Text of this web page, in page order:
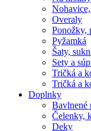
Overaly
Ponožky,
Pyžamká
Šaty,
Sety a
Tričká a
Tričká a
Doplnky
Bavlnené
Čelenky,
Deky